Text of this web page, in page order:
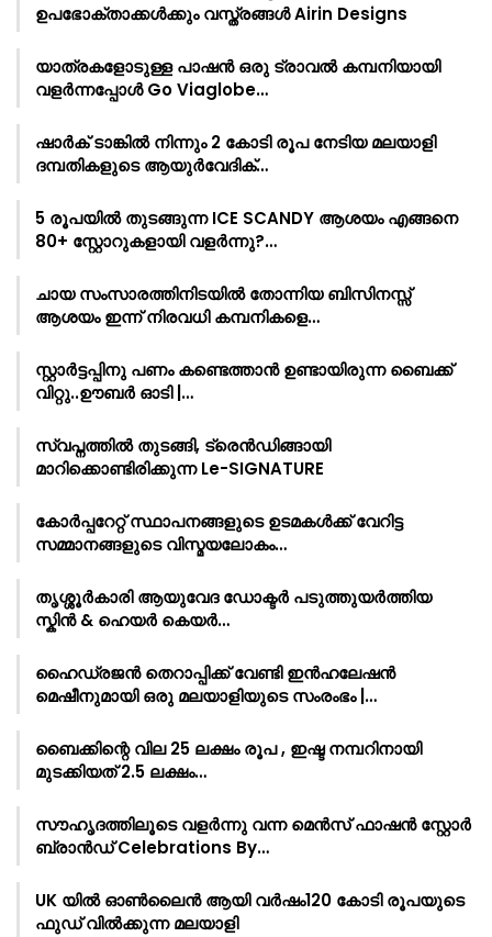
ഉപഭോക്താക്കൾക്കും വസ്ത്രങ്ങൾ Airin Designs
യാത്രകളോടുള്ള പാഷൻ ഒരു ട്രാവൽ കമ്പനിയായി
വളർന്നപ്പോൾ Go Viaglobe…
ഷാർക്‌ ടാങ്കിൽ നിന്നും 2 കോടി രൂപ നേടിയ മലയാളി
ദമ്പതികളുടെ ആയുർവേദിക്…
5 രൂപയിൽ തുടങ്ങുന്ന ICE SCANDY ആശയം എങ്ങനെ
80+ സ്റ്റോറുകളായി വളർന്നു?…
ചായ സംസാരത്തിനിടയിൽ തോന്നിയ ബിസിനസ്സ്
ആശയം ഇന്ന് നിരവധി കമ്പനികളെ…
സ്റ്റാർട്ടപ്പിനു പണം കണ്ടെത്താൻ ഉണ്ടായിരുന്ന ബൈക്ക്
വിറ്റു..ഊബർ ഓടി |…
സ്വപ്നത്തിൽ തുടങ്ങി, ട്രെൻഡിങ്ങായി
മാറിക്കൊണ്ടിരിക്കുന്ന Le-SIGNATURE
കോർപ്പറേറ്റ് സ്ഥാപനങ്ങളുടെ ഉടമകൾക്ക് വേറിട്ട
സമ്മാനങ്ങളുടെ വിസ്മയലോകം…
തൃശ്ശൂർകാരി ആയുവേദ ഡോക്ടർ പടുത്തുയർത്തിയ
സ്കിൻ & ഹെയർ കെയർ…
ഹൈഡ്രജൻ തെറാപ്പിക്ക് വേണ്ടി ഇൻഹലേഷൻ
മെഷീനുമായി ഒരു മലയാളിയുടെ സംരംഭം |…
ബൈക്കിന്റെ വില 25 ലക്ഷം രൂപ , ഇഷ്ട നമ്പറിനായി
മുടക്കിയത് 2.5 ലക്ഷം…
സൗഹൃദത്തിലൂടെ വളർന്നു വന്ന മെൻസ് ഫാഷൻ സ്റ്റോർ
ബ്രാൻഡ് Celebrations By…
UK യിൽ ഓൺലൈൻ ആയി വർഷം120 കോടി രൂപയുടെ
ഫുഡ് വിൽക്കുന്ന മലയാളി